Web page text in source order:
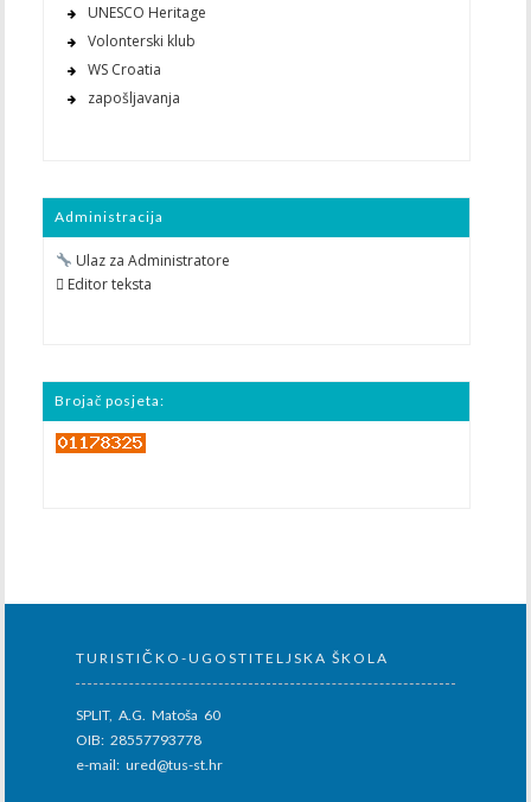
UNESCO Heritage
Volonterski klub
WS Croatia
zapošljavanja
Administracija
Ulaz za Administratore
 Editor teksta
Brojač posjeta:
TURISTIČKO-UGOSTITELJSKA ŠKOLA
SPLIT, A.G. Matoša 60
OIB: 28557793778
e-mail: ured@tus-st.hr